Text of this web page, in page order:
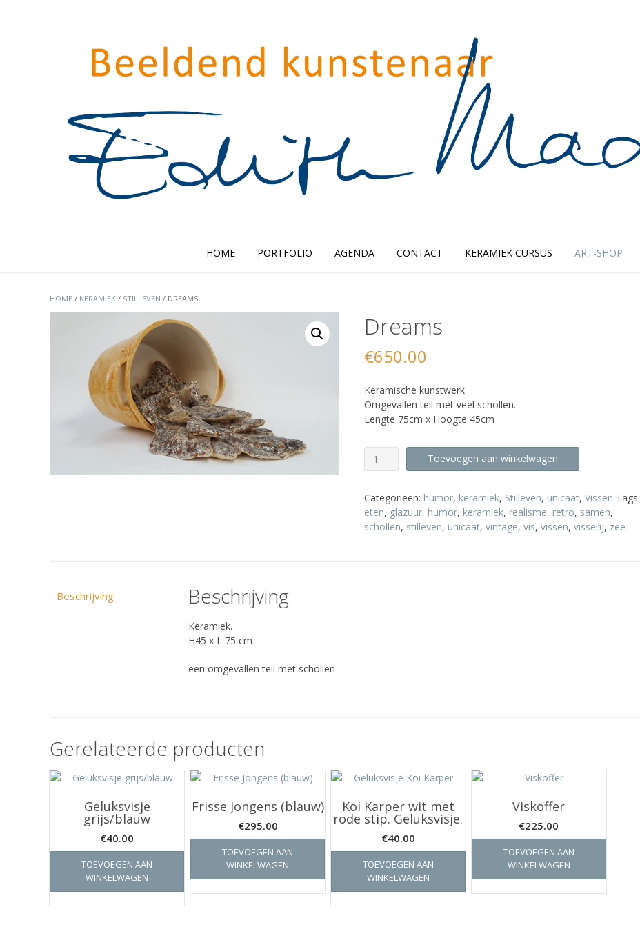
HOME PORTFOLIO AGENDA CONTACT KERAMIEK CURSUS ART-SHOP
HOME / KERAMIEK / STILLEVEN / DREAMS
Dreams
€650.00
Keramische kunstwerk.
Omgevallen teil met veel schollen.
Lengte 75cm x Hoogte 45cm
Dreams
aantal
Toevoegen aan winkelwagen
Categorieën: humor, keramiek, Stilleven, unicaat, Vissen Tags:
eten, glazuur, humor, keramiek, realisme, retro, samen,
schollen, stilleven, unicaat, vintage, vis, vissen, visserij, zee
Beschrijving Beschrijving
Keramiek.
H45 x L 75 cm
een omgevallen teil met schollen
Gerelateerde producten
Geluksvisje
grijs/blauw
€40.00
TOEVOEGEN AAN
WINKELWAGEN
Frisse Jongens (blauw)
€295.00
TOEVOEGEN AAN
WINKELWAGEN
Koi Karper wit met
rode stip. Geluksvisje.
€40.00
TOEVOEGEN AAN
WINKELWAGEN
Viskoffer
€225.00
TOEVOEGEN AAN
WINKELWAGEN